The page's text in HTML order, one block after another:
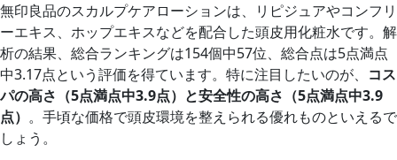
無印良品のスカルプケアローションは、リピジュアやコンフリ
ーエキス、ホップエキスなどを配合した頭皮用化粧水です。解
析の結果、総合ランキングは154個中57位、総合点は5点満点
中3.17点という評価を得ています。特に注目したいのが、 コス
パの高さ（5点満点中3.9点）と安全性の高さ（5点満点中3.9
点） 。手頃な価格で頭皮環境を整えられる優れものといえるで
しょう。